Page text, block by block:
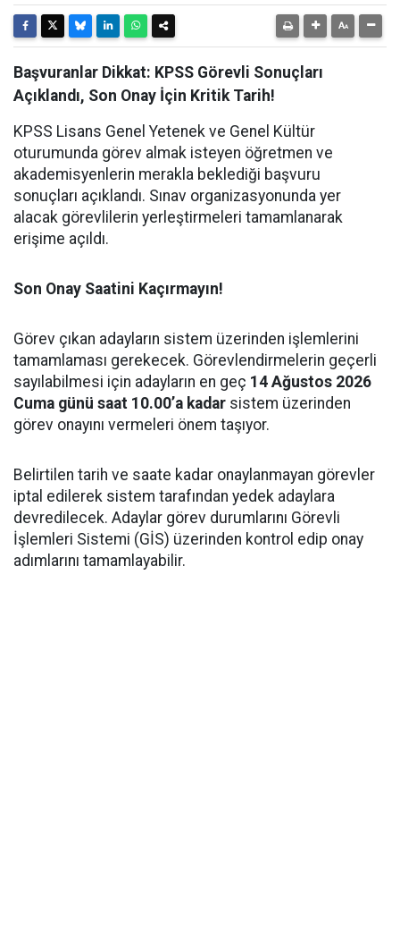
Başvuranlar Dikkat: KPSS Görevli Sonuçları
Açıklandı, Son Onay İçin Kritik Tarih!
KPSS Lisans Genel Yetenek ve Genel Kültür
oturumunda görev almak isteyen öğretmen ve
akademisyenlerin merakla beklediği başvuru
sonuçları açıklandı. Sınav organizasyonunda yer
alacak görevlilerin yerleştirmeleri tamamlanarak
erişime açıldı.
Son Onay Saatini Kaçırmayın!
Görev çıkan adayların sistem üzerinden işlemlerini
tamamlaması gerekecek. Görevlendirmelerin geçerli
sayılabilmesi için adayların en geç 14 Ağustos 2026
Cuma günü saat 10.00’a kadar sistem üzerinden
görev onayını vermeleri önem taşıyor.
Belirtilen tarih ve saate kadar onaylanmayan görevler
iptal edilerek sistem tarafından yedek adaylara
devredilecek. Adaylar görev durumlarını Görevli
İşlemleri Sistemi (GİS) üzerinden kontrol edip onay
adımlarını tamamlayabilir.